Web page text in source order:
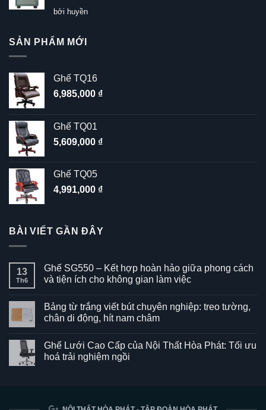
Được xếp
hạng5
bởi huyền
SẢN PHẨM MỚI
Ghế TQ16
6,985,000 ₫
Ghế TQ01
5,609,000 ₫
Ghế TQ05
4,991,000 ₫
BÀI VIẾT GẦN ĐÂY
13
Th6
Ghế SG550 – Kết hợp hoàn hảo giữa phong cách
và tiện ích cho không gian làm việc
bình
luận
ở
–
Kết
hợp
và
Bảng từ trắng viết bút chuyên nghiệp: treo tường,
chân di động, hít nam châm
bình
luận
ở
chuyên
Ghế Lưới Cao Cấp của Nội Thất Hòa Phát: Tối ưu
hoá trải nghiệm ngồi
Ghế